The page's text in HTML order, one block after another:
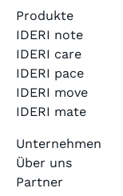
Produkte
IDERI note
IDERI care
IDERI pace
IDERI move
IDERI mate
Unternehmen
Über uns
Partner